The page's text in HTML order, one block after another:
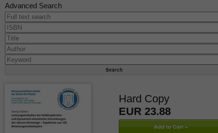
Advanced Search
Hard Copy
EUR 23.88